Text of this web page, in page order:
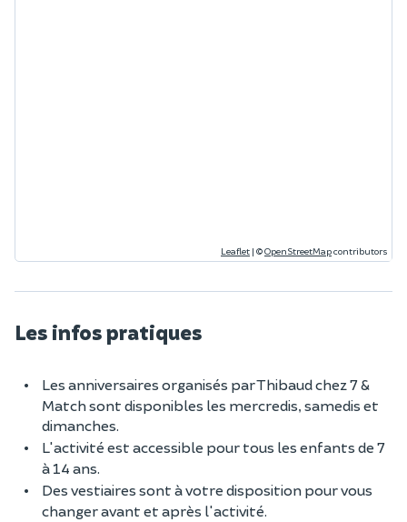
Leaflet | ©OpenStreetMapcontributors
Les infos pratiques
Les anniversaires organisés par Thibaud chez 7 &
Match sont disponibles les mercredis, samedis et
dimanches.
L'activité est accessible pour tous les enfants de 7
à 14 ans.
Des vestiaires sont à votre disposition pour vous
changer avant et après l'activité.